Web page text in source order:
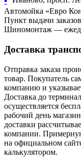
Автомойка «Евро
Пункт выдачи
Шиномонтаж —
Доставка
Отправка заказа
товар. Покупатель
компанию и
Доставка до
осуществляется
рабочий день
доставки
компании.
на официальном
калькулятором.